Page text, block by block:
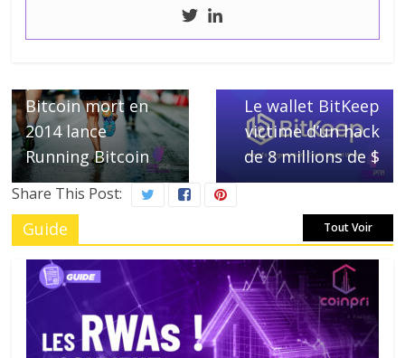
Bitcoin mort en
2014 lance
Running Bitcoin
Le wallet BitKeep
victime d’un hack
de 8 millions de $
Share This Post:
Guide Tout Voir